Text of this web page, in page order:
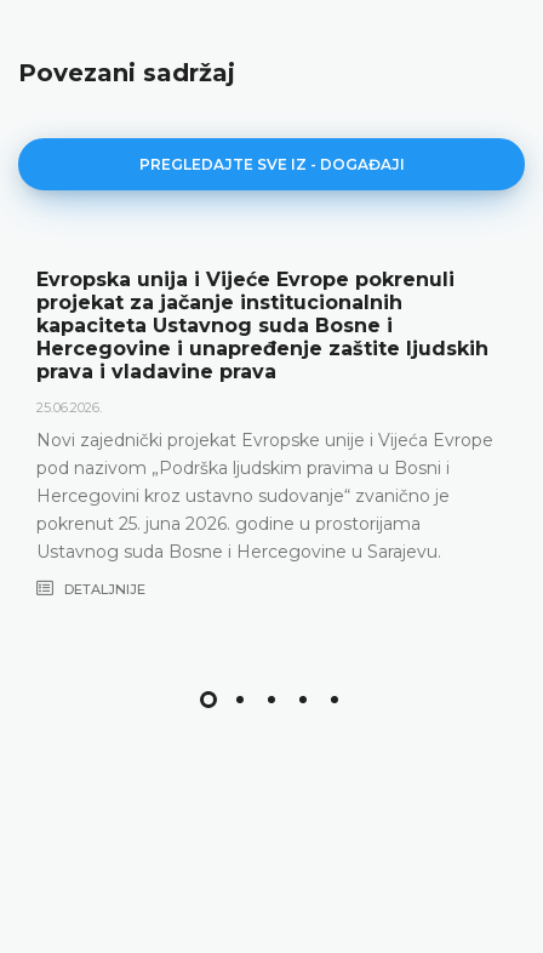
Povezani sadržaj
PREGLEDAJTE SVE IZ - DOGAĐAJI
Evropska unija i Vijeće Evrope pokrenuli
projekat za jačanje institucionalnih
kapaciteta Ustavnog suda Bosne i
Hercegovine i unapređenje zaštite ljudskih
prava i vladavine prava
25.06.2026.
Novi zajednički projekat Evropske unije i Vijeća Evrope
pod nazivom „Podrška ljudskim pravima u Bosni i
Hercegovini kroz ustavno sudovanje“ zvanično je
pokrenut 25. juna 2026. godine u prostorijama
Ustavnog suda Bosne i Hercegovine u Sarajevu.
DETALJNIJE